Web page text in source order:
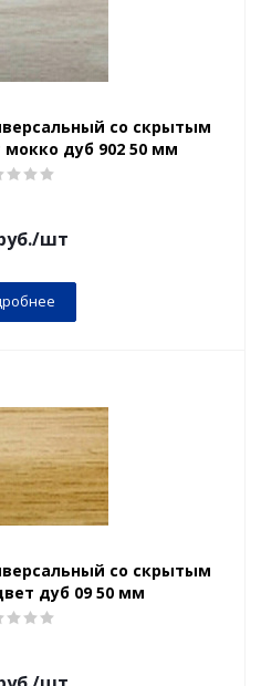
со скрытым
дуб 902 50 мм
/шт
со скрытым
дуб 09 50 мм